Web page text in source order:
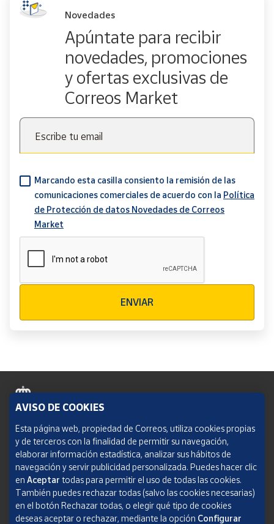
Novedades
Apúntate para recibir
novedades, promociones
y ofertas exclusivas de
Correos Market
Escribe tu email
Marcando esta casilla consiento la remisión de las
comunicaciones comerciales de acuerdo con la Política
de Protección de datos Novedades de Correos
Market
ENVIAR
Política de cookies
Aviso legal
Condiciones del servicio
Política de Privacidad Web
AVISO DE COOKIES
Esta página web, propiedad de Correos, utiliza cookies propias
y de terceros con la finalidad de permitir su navegación,
elaborar información estadística, analizar sus hábitos de
navegación y servir publicidad personalizada. Puedes hacer clic
en Aceptar todas para permitir el uso de todas las cookies.
También puedes rechazar todas (salvo las cookies necesarias)
en el botón Rechazar todas, o elegir qué tipo de cookies
deseas aceptar o rechazar, mediante la opción Configurar